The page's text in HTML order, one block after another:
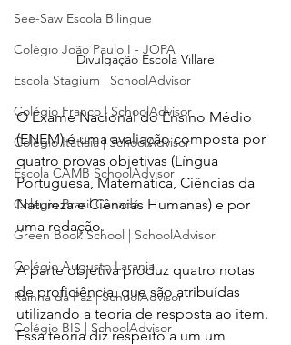
See-Saw Escola Bilíngue
Colégio João Paulo I - JOPA
Escola Stagium | SchoolAdvisor
Colégio Franco | SchoolAdvisor
Colégio Itatiaia | SchoolAdvisor
Escola CAMB SchoolAdvisor
Colégio Brasil Canadá
Green Book School | SchoolAdvisor
Colégio Augusto Laranja
Rainha da Paz | SchoolAdvisor
Colégio BIS | SchoolAdvisor
Divulgação Escola Villare
O Exame Nacional do Ensino Médio
(ENEM) é uma avaliação composta por
quatro provas objetivas (Língua
Portuguesa, Matemática, Ciências da
Natureza e Ciências Humanas) e por
uma redação.
A parte objetiva produz quatro notas
de proficiência, que são atribuídas
utilizando a teoria de resposta ao item.
Essa teoria diz respeito a um um